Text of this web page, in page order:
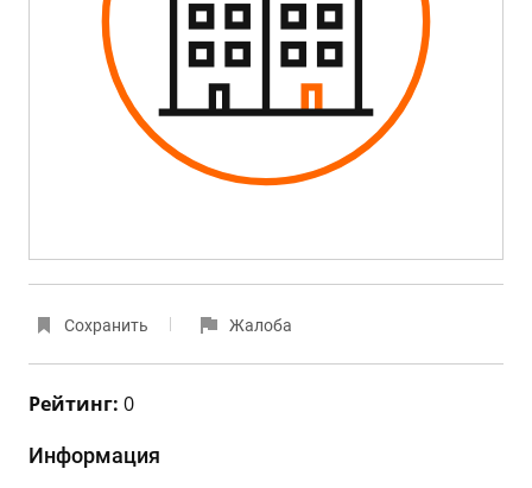
Сохранить Жалоба
Рейтинг: 0
Информация